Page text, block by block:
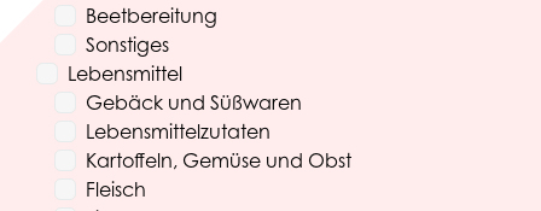
Beetbereitung
Sonstiges
Lebensmittel
Gebäck und Süßwaren
Lebensmittelzutaten
Kartoffeln, Gemüse und Obst
Fleisch